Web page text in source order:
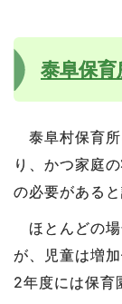
泰阜保育
泰阜村保育所
り、かつ家庭
の必要がある
ほとんどの場
が、児童は増
2年度には保育